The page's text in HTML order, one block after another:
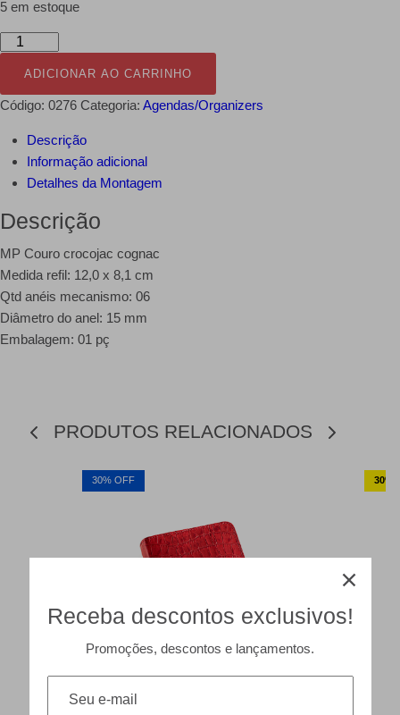
original
R$ 692,82.R$ 484,97.
5 em estoque
MP
Cognac
ADICIONAR AO CARRINHO
Código: 0276 Categoria: Agendas/Organizers
Descrição
Informação adicional
Detalhes da Montagem
Descrição
MP Couro crocojac cognac
Medida refil: 12,0 x 8,1 cm
Qtd anéis mecanismo: 06
Diâmetro do anel: 15 mm
Embalagem: 01 pç
PRODUTOS RELACIONADOS
30% OFF 30%
Receba descontos exclusivos!
Promoções, descontos e lançamentos.